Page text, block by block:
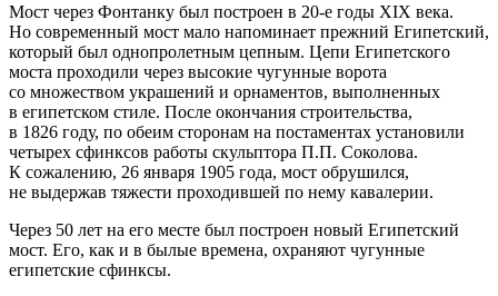
Мост через Фонтанку был построен в 20-е годы XIX века.
Но современный мост мало напоминает прежний Египетский,
который был однопролетным цепным. Цепи Египетского
моста проходили через высокие чугунные ворота
со множеством украшений и орнаментов, выполненных
в египетском стиле. После окончания строительства,
в 1826 году, по обеим сторонам на постаментах установили
четырех сфинксов работы скульптора П.П. Соколова.
К сожалению, 26 января 1905 года, мост обрушился,
не выдержав тяжести проходившей по нему кавалерии.
Через 50 лет на его месте был построен новый Египетский
мост. Его, как и в былые времена, охраняют чугунные
египетские сфинксы.